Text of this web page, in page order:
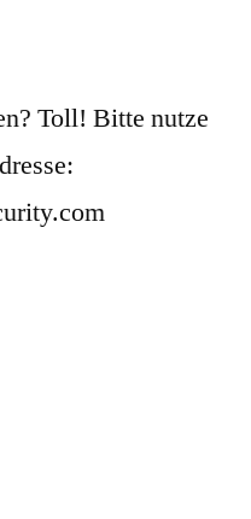
Toll! Bitte nutze